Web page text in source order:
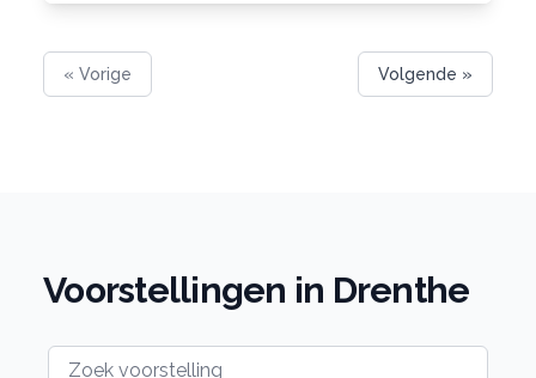
« Vorige Volgende »
Voorstellingen in Drenthe